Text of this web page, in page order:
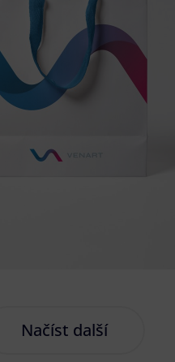
Načíst další